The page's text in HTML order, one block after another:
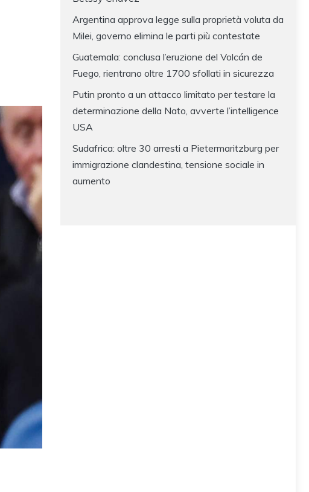
Argentina approva legge sulla proprietà voluta da
Milei, governo elimina le parti più contestate
Guatemala: conclusa l’eruzione del Volcán de
Fuego, rientrano oltre 1700 sfollati in sicurezza
Putin pronto a un attacco limitato per testare la
determinazione della Nato, avverte l’intelligence
USA
Sudafrica: oltre 30 arresti a Pietermaritzburg per
immigrazione clandestina, tensione sociale in
aumento